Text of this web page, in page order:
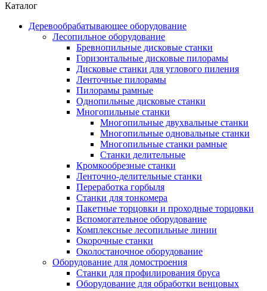
Каталог
Деревообрабатывающее оборудование
Лесопильное оборудование
Бревнопильные дисковые станки
Горизонтальные дисковые пилорамы
Дисковые станки для углового пиления
Ленточные пилорамы
Пилорамы рамные
Однопильные дисковые станки
Многопильные станки
Многопильные двухвальные станки
Многопильные одновальные станки
Многопильные станки рамные
Станки делительные
Кромкообрезные станки
Ленточно-делительные станки
Переработка горбыля
Станки для тонкомера
Пакетные торцовки и проходные торцовки
Вспомогательное оборудование
Комплексные лесопильные линии
Окорочные станки
Околостаночное оборудование
Оборудование для домостроения
Станки для профилирования бруса
Оборудование для обработки венцовых